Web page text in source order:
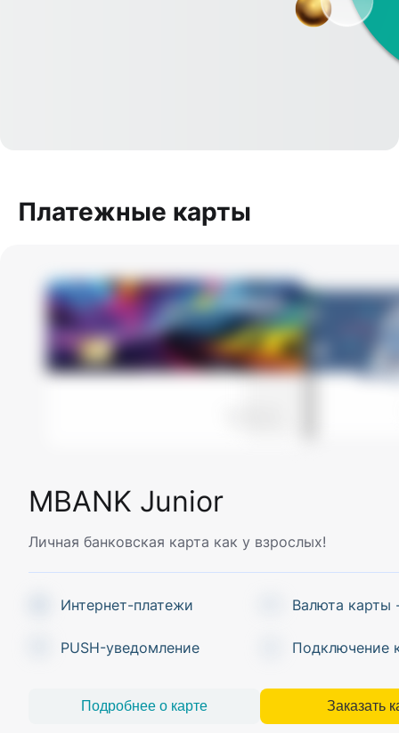
Платежные карты
MBANK Junior
Личная банковская карта как у взрослых!
Интернет-платежи Валюта карты
PUSH-уведомление Подключение
Подробнее о карте Заказать